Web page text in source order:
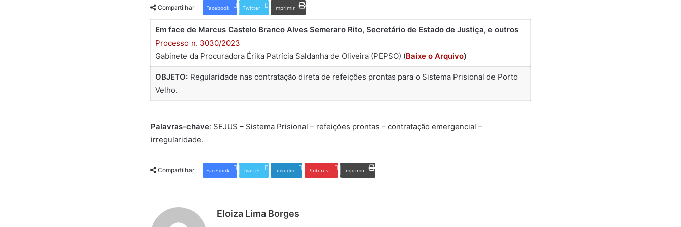
Compartilhar Facebook Twitter Imprimir
Em face de Marcus Castelo Branco Alves Semeraro Rito, Secretário de Estado de Justiça, e outros
Processo n. 3030/2023
Gabinete da Procuradora Érika Patrícia Saldanha de Oliveira (PEPSO) (Baixe o Arquivo)
OBJETO:Regularidade nas contratação direta de refeições prontas para o Sistema Prisional de Porto
Velho.
Palavras-chave: SEJUS – Sistema Prisional – refeições prontas – contratação emergencial –
irregularidade.
Compartilhar Facebook Twitter Linkedin Pinterest Imprimir
Eloiza Lima Borges